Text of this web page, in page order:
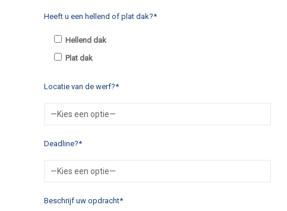
Heeft u een hellend of plat dak?*
Hellend dak
Plat dak
Locatie van de werf?*
Deadline?*
Beschrijf uw opdracht*